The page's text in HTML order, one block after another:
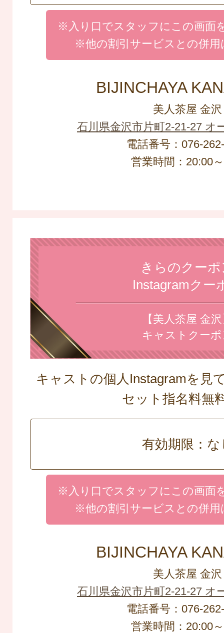
※入り口でスタッフにこの画面
※他の割引サービスとの併
BIJINCHAYA
美人茶屋 金沢
石川県金沢市片町2-21-27 オ
電話番号：076-
営業時間：20:00
きらのクーポ
Instagramクー
【美人茶屋 金
キャストクー
キャストの個人Instagramを見
セット指名料
有効期限：な
※入り口でスタッフにこの画面
※他の割引サービスとの併
BIJINCHAYA
美人茶屋 金沢
石川県金沢市片町2-21-27 オ
電話番号：076-
営業時間：20:00